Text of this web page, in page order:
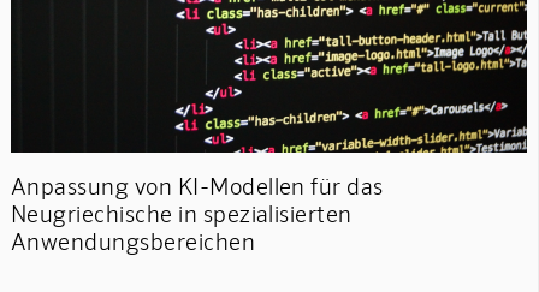
Anpassung von KI-Modellen für das
Neugriechische in spezialisierten
Anwendungsbereichen